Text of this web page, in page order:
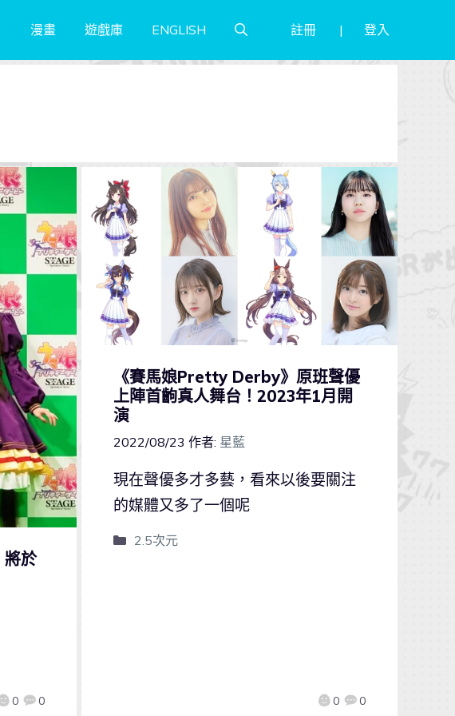
漫畫 遊戲庫 ENGLISH 註冊 登入
於
0 0
《賽馬娘Pretty Derby》原班聲優
上陣首齣真人舞台！2023年1月開
演
2022/08/23 作者: 星藍
0 0
現在聲優多才多藝，看來以後要關注
的媒體又多了一個呢
2.5次元